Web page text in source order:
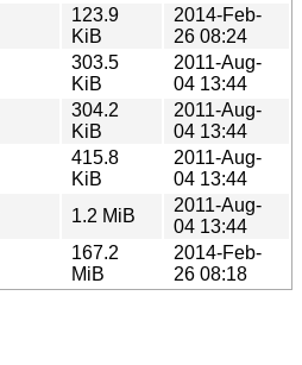
123.9
KiB
2014-Feb-
26 08:24
303.5
KiB
2011-Aug-
04 13:44
304.2
KiB
2011-Aug-
04 13:44
415.8
KiB
2011-Aug-
04 13:44
1.2 MiB
2011-Aug-
04 13:44
167.2
MiB
2014-Feb-
26 08:18